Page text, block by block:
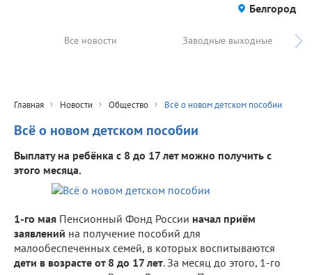
Белгород
Все новости Заводные выходные
Главная Новости Общество Всё о новом детском пособии
Всё о новом детском пособии
Выплату на ребёнка с 8 до 17 лет можно получить с
этого месяца.
1-го мая Пенсионный Фонд России начал приём
заявлений на получение пособий для
малообеспеченных семей, в которых воспитываются
дети в возрасте от 8 до 17 лет. За месяц до этого, 1-го